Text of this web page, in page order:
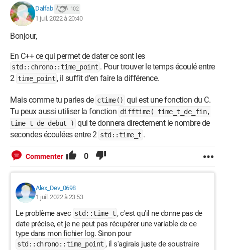
Dalfab 102
1 juil. 2022 à 20:40
Bonjour,
En C++ ce qui permet de dater ce sont les
std::chrono::time_point . Pour trouver le temps écoulé entre
2 time_point , il suffit d'en faire la différence.
Mais comme tu parles de ctime() qui est une fonction du C.
Tu peux aussi utiliser la fonction difftime( time_t_de_fin,
time_t_de_debut ) qui te donnera directement le nombre de
secondes écoulées entre 2 std::time_t .
Commenter 0
Alex_Dev_0698
1 juil. 2022 à 23:53
Le problème avec std::time_t , c'est qu'il ne donne pas de
date précise, et je ne peut pas récupérer une variable de ce
type dans mon fichier log. Sinon pour
std::chrono::time_point , il s'agirais juste de soustraire